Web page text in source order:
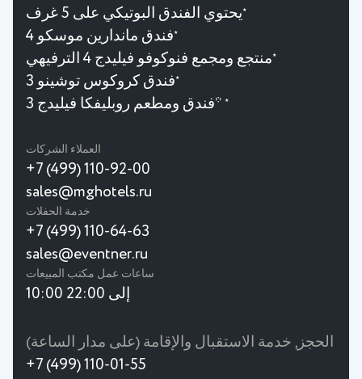
يحتوي الفندق البوتيكي على 5 غرف★
فندق ماندارين موسكو 4★
منتجع ومجمع فنوكوفو فيليدج 4 الترفيهي★
فندق كروكوس توشينو 3★
فندق ومطعم روبليفكا فيليدج 3* ★
العملاء الشركات
+7 (499) 110-92-00
sales@mghotels.ru
خدمة الحفلات
+7 (499) 110-64-63
sales@eventner.ru
ساعات عمل مكتب المبيعات
10:00 إلى 22:00
الحجز, خدمة الاستقبال والإقامة (على مدار الساعة)
+7 (499) 110-01-55